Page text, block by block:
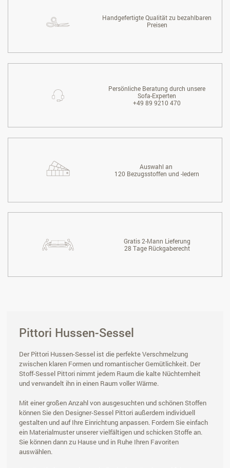
Handgefertigte Qualität zu bezahlbaren
Preisen
Persönliche Beratung durch unsere
Sofa-Experten
+49 89 9210 470
Auswahl an
120 Bezugsstoffen und -ledern
Gratis 2-Mann Lieferung
28 Tage Rückgaberecht
Pittori Hussen-Sessel
Der Pittori Hussen-Sessel ist die perfekte Verschmelzung
zwischen klaren Formen und romantischer Gemütlichkeit. Der
Stoff-Sessel Pittori nimmt jedem Raum die kalte Nüchternheit
und verwandelt ihn in einen Raum voller Wärme.
Mit einer großen Anzahl von ausgesuchten und schönen Stoffen
können Sie den Designer-Sessel Pittori außerdem individuell
gestalten und auf Ihre Einrichtung anpassen. Fordern Sie einfach
ein Materialmuster unserer vielfältigen und schicken Stoffe an.
Sie können dann zu Hause und in Ruhe Ihren Favoriten
auswählen.